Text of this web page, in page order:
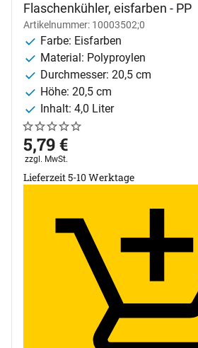
Flaschenkühler, eisfarben - PP
Artikelnummer: 10003502;0
Farbe: Eisfarben
Material: Polyproylen
Durchmesser: 20,5 cm
Höhe: 20,5 cm
Inhalt: 4,0 Liter
Noch keine Bewertungen abgegeben
0 Bewertungen
5,79€
Steuerhinweis:
zzgl. MwSt.
Lieferzeit 5-10 Werktage